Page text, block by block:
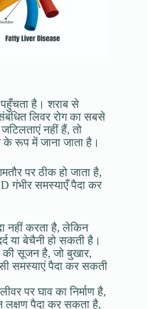
है। शराब से
लिवर रोग का सबसे
नहीं हैं, तो
रूप में जाना जाता है।
पर ठीक हो जाता है,
गंभीर समस्याएँ पैदा कर
नहीं करता है, लेकिन
या बेचैनी हो सकती है।
सूजन है, जो बुखार,
समस्याएं पैदा कर सकती
पर घाव का निर्माण है,
लक्षण पैदा कर सकता है,